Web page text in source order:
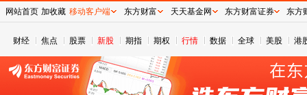
财经 焦点 股票 新股 期指 期权 行情 数据 全球 美股 港
网站首页 加收藏 移动客户端 东方财富 天天基金网 东方财富证券 东方